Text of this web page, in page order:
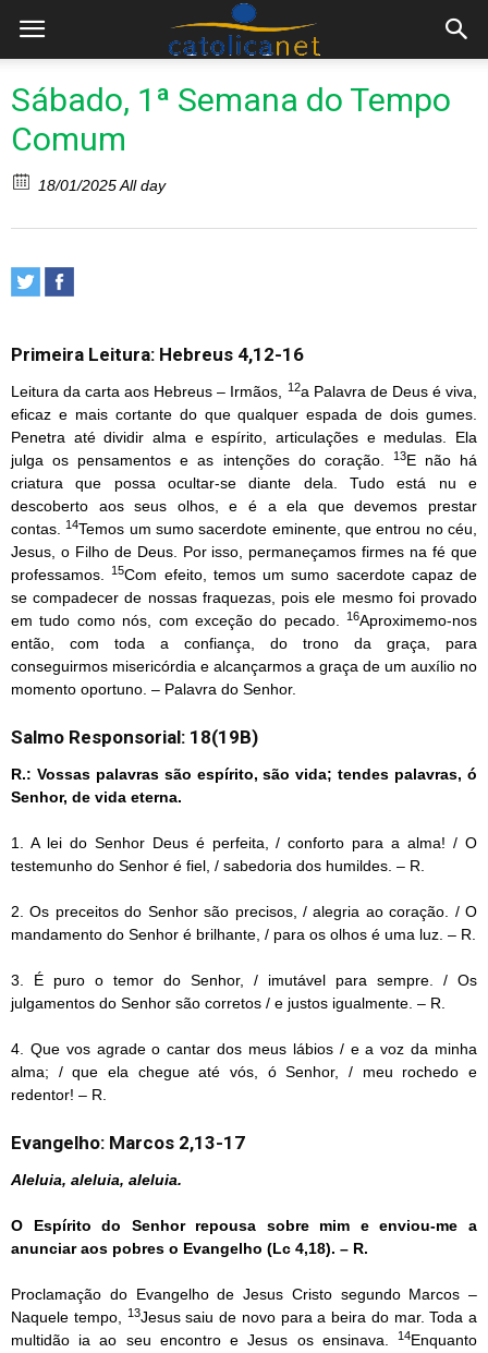
Sábado, 1ª Semana do Tempo
Comum
18/01/2025 All day
Primeira Leitura: Hebreus 4,12-16
Leitura da carta aos Hebreus – Irmãos, 12a Palavra de Deus é viva,
eficaz e mais cortante do que qualquer espada de dois gumes.
Penetra até dividir alma e espírito, articulações e medulas. Ela
julga os pensamentos e as intenções do coração.
13E não há
criatura que possa ocultar-se diante dela. Tudo está nu e
descoberto aos seus olhos, e é a ela que devemos prestar
contas.14Temos um sumo sacerdote eminente, que entrou no céu,
Jesus, o Filho de Deus. Por isso, permaneçamos firmes na fé que
professamos.15Com efeito, temos um sumo sacerdote capaz de
se compadecer de nossas fraquezas, pois ele mesmo foi provado
em tudo como nós, com exceção do pecado.
16Aproximemo-nos
então, com toda a confiança, do trono da graça, para
conseguirmos misericórdia e alcançarmos a graça de um auxílio no
momento oportuno. – Palavra do Senhor.
Salmo Responsorial: 18(19B)
R.: Vossas palavras são espírito, são vida; tendes palavras, ó
Senhor, de vida eterna.
1. A lei do Senhor Deus é perfeita, / conforto para a alma! / O
testemunho do Senhor é fiel, / sabedoria dos humildes. – R.
2. Os preceitos do Senhor são precisos, / alegria ao coração. / O
mandamento do Senhor é brilhante, / para os olhos é uma luz. – R.
3. É puro o temor do Senhor, / imutável para sempre. / Os
julgamentos do Senhor são corretos / e justos igualmente. – R.
4. Que vos agrade o cantar dos meus lábios / e a voz da minha
alma; / que ela chegue até vós, ó Senhor, / meu rochedo e
redentor! – R.
Evangelho: Marcos 2,13-17
Aleluia, aleluia, aleluia.
O Espírito do Senhor repousa sobre mim e enviou-me a
anunciar aos pobres o Evangelho (Lc 4,18). – R.
Proclamação do Evangelho de Jesus Cristo segundo Marcos –
Naquele tempo,
13Jesus saiu de novo para a beira do mar. Toda a
multidão ia ao seu encontro e Jesus os ensinava.
14Enquanto